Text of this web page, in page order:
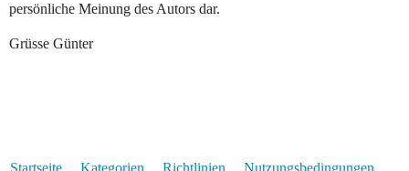
persönliche Meinung des Autors dar.
Grüsse Günter
Startseite Kategorien Richtlinien Nutzungsbedingungen